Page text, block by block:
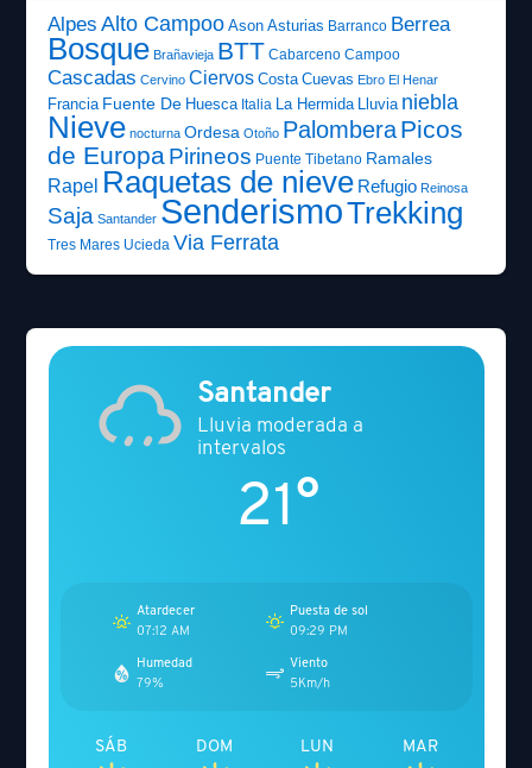
Alpes Alto Campoo Ason Asturias Barranco Berrea
Bosque Brañavieja BTT Cabarceno Campoo
Cascadas Cervino Ciervos Costa Cuevas Ebro El Henar
Francia Fuente De Huesca Italia La Hermida Lluvia niebla
Nieve nocturna Ordesa Otoño PalomberaPicos
de EuropaPirineos Puente Tibetano Ramales
Rapel Raquetas de nieve Refugio Reinosa
Saja Santander SenderismoTrekking
Tres Mares Ucieda Via Ferrata
Santander
Lluvia moderada a
intervalos
21°
Atardecer
07:12 AM
Puesta de sol
09:29 PM
Humedad
79%
Viento
5Km/h
SÁB DOM LUN MAR